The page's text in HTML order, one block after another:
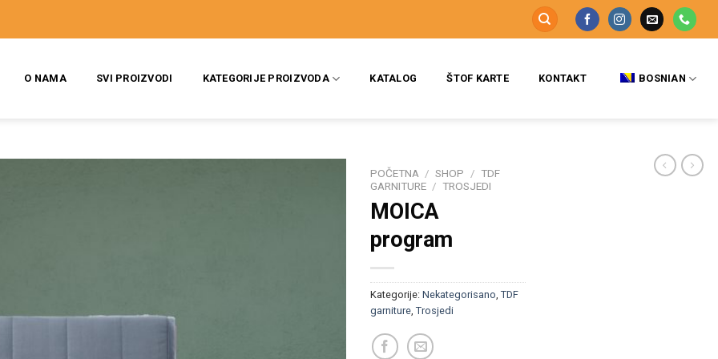
O NAMA SVI PROIZVODI KATEGORIJE PROIZVODA KATALOG ŠTOF KARTE KONTAKT BOSNIAN
POČETNA / SHOP / TDF
GARNITURE / TROSJEDI
MOICA
program
Kategorije:Nekategorisano ,TDF
garniture ,Trosjedi